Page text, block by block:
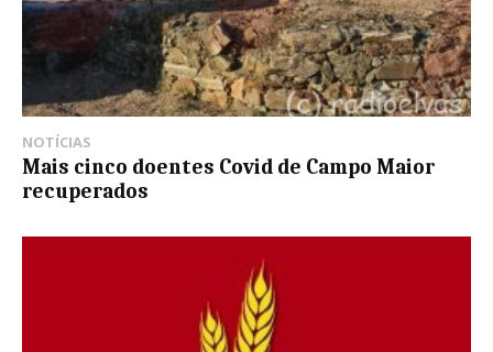
NOTÍCIAS
Mais cinco doentes Covid de Campo Maior
recuperados